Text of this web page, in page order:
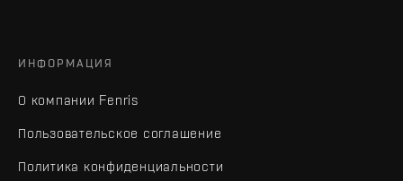
ИНФОРМАЦИЯ
О компании Fenris
Пользовательское соглашение
Политика конфиденциальности